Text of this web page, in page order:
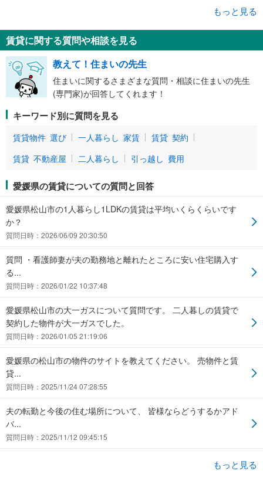
もっと見る
賃貸に関する質問や相談を見る
教えて！住まいの先生
住まいに関するさまざまな質問・相談に住まいの先生
(専門家)が回答してくれます！
キーワード別に質問を見る
賃貸物件 選び 一人暮らし 家賃
賃貸 契約
賃貸 不動産屋
二人暮らし 引っ越し 費用
愛媛県の賃貸についての質問と回答
愛媛県松山市の1人暮らし1LDKの賃貸は平均いくらくらいです
か？
質問日時：2026/06/09 20:30:50
質問 ・看護師妻が夫の勤務地と離れたところに安い住宅購入す
る...
質問日時：2026/01/22 10:37:48
愛媛県松山市の大一ガスについて質問です。 二人暮しの賃貸で
契約した物件が大一ガスでした。
質問日時：2026/01/05 21:19:06
愛媛県の松山市の物件のサイトを教えてください。 売物件と賃
貸...
質問日時：2025/11/24 07:28:55
夫の転勤と今後の住む場所について、 皆様ならどうするかアド
バ...
質問日時：2025/11/12 09:45:15
もっと見る